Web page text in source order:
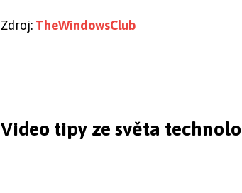
Zdroj: TheWindowsClub
Video tipy ze světa